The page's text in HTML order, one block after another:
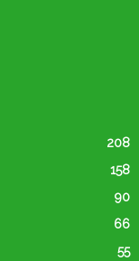
208
158
90
66
55